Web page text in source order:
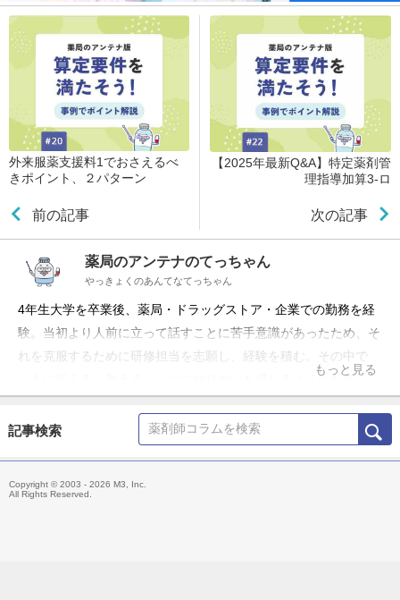
外来服薬支援料1でおさえるべ
きポイント、２パターン
前の記事
【2025年最新Q&A】特定薬剤管
理指導加算3-ロ
次の記事
薬局のアンテナのてっちゃん
やっきょくのあんてなてっちゃん
4年生大学を卒業後、薬局・ドラッグストア・企業での勤務を経
験。当初より人前に立って話すことに苦手意識があったため、そ
れを克服するために研修担当を志願し、経験を積む。その中で
「人に伝える・教える」ことにやりがいを感じるようになる。
ス、資料提供などを行っている。 「薬局のアンテナ」の名称で
YouTubeチャンネルとLINE公式アカウントを運営中。薬局に関
もっと見る
記事検索
Copyright © 2003 - 2026 M3, Inc.
All Rights Reserved.